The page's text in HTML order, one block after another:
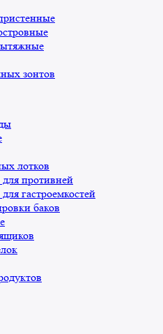
зонтов
лотков
противней
гастроемкостей
баков